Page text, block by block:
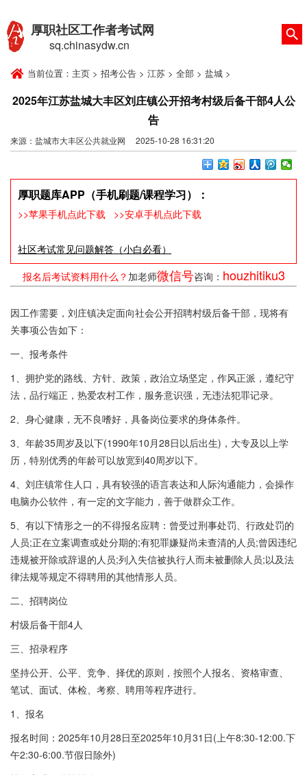
厚职社区工作者考试网
sq.chinasydw.cn
当前位置： 主页 > 招考公告 > 江苏 > 全部 > 盐城 >
2025年江苏盐城大丰区刘庄镇公开招考村级后备干部4人公
告
来源：盐城市大丰区公共就业网 2025-10-28 16:31:20
厚职题库APP（手机刷题/课程学习）：
>>苹果手机点此下载 >>安卓手机点此下载
社区考试常见问题解答（小白必看）
报名后考试资料用什么？ 加老师微信号咨询： houzhitiku3
因工作需要，刘庄镇决定面向社会公开招聘村级后备干部，现将有
关事项公告如下：
一、报考条件
1、拥护党的路线、方针、政策，政治立场坚定，作风正派，遵纪守
法，品行端正，热爱农村工作，服务意识强，无违法犯罪记录。
2、身心健康，无不良嗜好，具备岗位要求的身体条件。
3、年龄35周岁及以下(1990年10月28日以后出生)，大专及以上学
历，特别优秀的年龄可以放宽到40周岁以下。
4、刘庄镇常住人口，具有较强的语言表达和人际沟通能力，会操作
电脑办公软件，有一定的文字能力，善于做群众工作。
5、有以下情形之一的不得报名应聘：曾受过刑事处罚、行政处罚的
人员;正在立案调查或处分期的;有犯罪嫌疑尚未查清的人员;曾因违纪
违规被开除或辞退的人员;列入失信被执行人而未被删除人员;以及法
律法规等规定不得聘用的其他情形人员。
二、招聘岗位
村级后备干部4人
三、招录程序
坚持公开、公平、竞争、择优的原则，按照个人报名、资格审查、
笔试、面试、体检、考察、聘用等程序进行。
1、报名
报名时间：2025年10月28日至2025年10月31日(上午8:30-12:00.下
午2:30-6:00.节假日除外)